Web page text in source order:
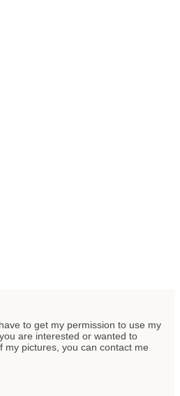
to get my permission to use my
are interested or wanted to
my pictures, you can contact me